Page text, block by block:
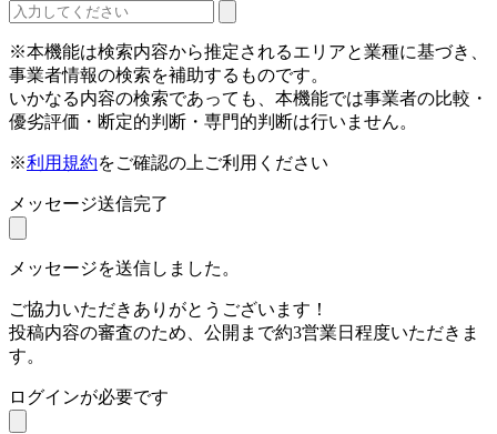
※本機能は検索内容から推定されるエリアと業種に基づき、
事業者情報の検索を補助するものです。
いかなる内容の検索であっても、本機能では事業者の比較・
優劣評価・断定的判断・専門的判断は行いません。
※利用規約をご確認の上ご利用ください
メッセージ送信完了
メッセージを送信しました。
ご協力いただきありがとうございます！
投稿内容の審査のため、公開まで約3営業日程度いただきま
す。
ログインが必要です